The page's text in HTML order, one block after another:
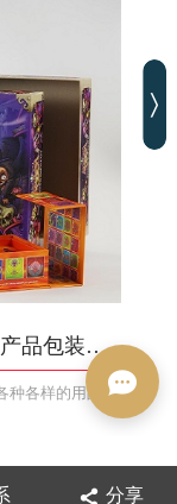
如何打造新颖独特、有吸引力的产品包装盒？
种各样的用品丰
分享